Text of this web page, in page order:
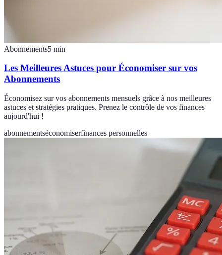
Abonnements5 min
Les Meilleures Astuces pour Économiser sur vos
Abonnements
Économisez sur vos abonnements mensuels grâce à nos meilleures
astuces et stratégies pratiques. Prenez le contrôle de vos finances
aujourd'hui !
abonnementséconomiserfinances personnelles